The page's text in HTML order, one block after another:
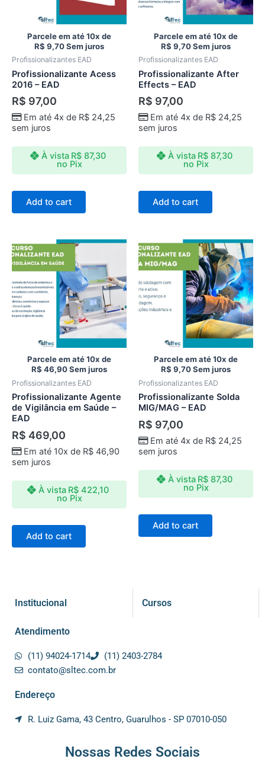
Parcele em até 10x de
R$ 9,70Sem juros
Profissionalizantes EAD
Profissionalizante Acess
2016 – EAD
R$ 97,00
Em até 4x de R$24,25
sem juros
À vista R$ 87,30
no Pix
Add to cart
Parcele em até 10x de
R$ 9,70Sem juros
Profissionalizantes EAD
Profissionalizante After
Effects – EAD
R$ 97,00
Em até 4x de R$24,25
sem juros
À vista R$ 87,30
no Pix
Add to cart
Parcele em até 10x de
R$ 46,90Sem juros
Profissionalizantes EAD
Profissionalizante Agente
de Vigilância em Saúde –
EAD
R$ 469,00
Em até 10x de R$46,90
sem juros
À vista R$ 422,10
no Pix
Add to cart
Parcele em até 10x de
R$ 9,70Sem juros
Profissionalizantes EAD
Profissionalizante Solda
MIG/MAG – EAD
R$ 97,00
Em até 4x de R$24,25
sem juros
À vista R$ 87,30
no Pix
Add to cart
Institucional Cursos
Atendimento
(11) 94024-1714
(11) 2403-2784
contato@sltec.com.br
Endereço
R. Luiz Gama, 43 Centro, Guarulhos - SP 07010-050
Nossas Redes Sociais